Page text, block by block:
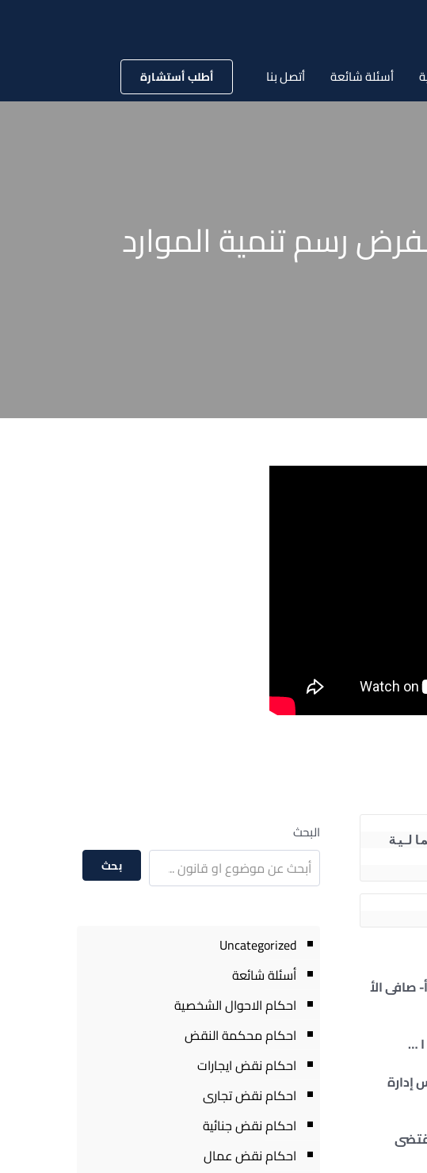
أسئلة شائعة أتصل بنا أطلب أستشارة
التنفيذية للقانون رقم 147 لسنة 1984 بفرض رسم تنمية الموارد
على 18000 جنيه سنوياً من: ‌أ- صافى الأ
مجالس إدارة
البحث
بحث
Uncategorized
أسئلة شائعة
احكام الاحوال الشخصية
احكام محكمة النقض
احكام نقض ايجارات
احكام نقض تجارى
احكام نقض جنائية
احكام نقض عمال